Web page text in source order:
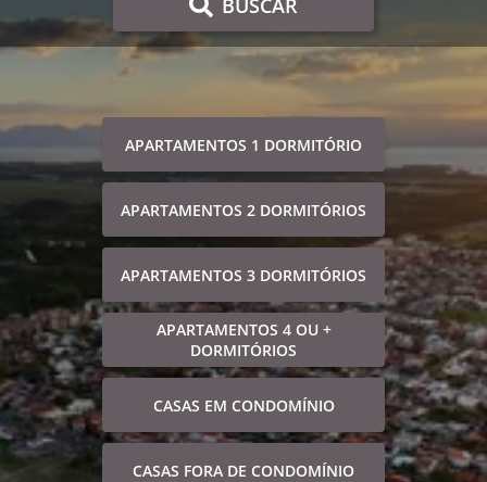
BUSCAR
APARTAMENTOS 1 DORMITÓRIO
APARTAMENTOS 2 DORMITÓRIOS
APARTAMENTOS 3 DORMITÓRIOS
APARTAMENTOS 4 OU +
DORMITÓRIOS
CASAS EM CONDOMÍNIO
CASAS FORA DE CONDOMÍNIO